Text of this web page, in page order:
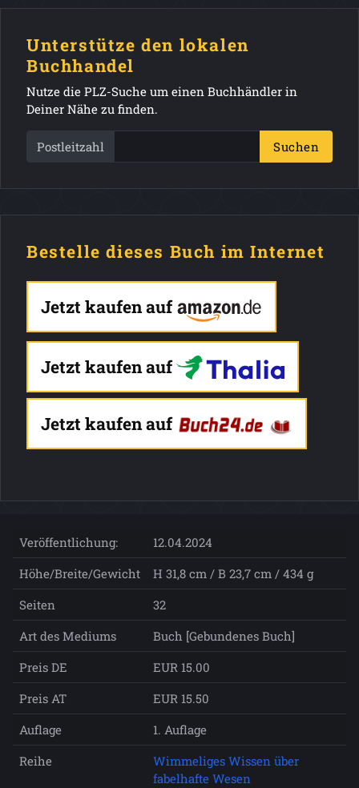
Unterstütze den lokalen
Buchhandel
Nutze die PLZ-Suche um einen Buchhändler in
Deiner Nähe zu finden.
Postleitzahl Suchen
Bestelle dieses Buch im Internet
Jetzt kaufen auf
Jetzt kaufen auf
Jetzt kaufen auf
Veröffentlichung:
12.04.2024
Höhe/Breite/Gewicht
H 31,8 cm / B 23,7 cm / 434 g
Seiten
32
Art des Mediums
Buch [Gebundenes Buch]
Preis DE
EUR 15.00
Preis AT
EUR 15.50
Auflage
1. Auflage
Reihe
Wimmeliges Wissen über
fabelhafte Wesen